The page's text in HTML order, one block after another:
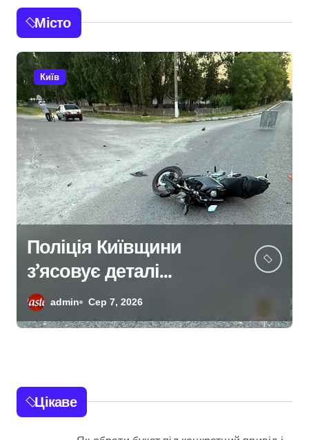
Місто
Київ
Безкоштовне
кріозбереження для
військових: у Києві
оновили центр
admin Сер 7, 2026
Цікаве